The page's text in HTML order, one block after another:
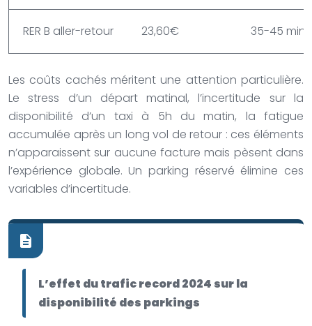
RER B aller-retour 23,60€ 35-45 min
Les coûts cachés méritent une attention particulière.
Le stress d’un départ matinal, l’incertitude sur la
disponibilité d’un taxi à 5h du matin, la fatigue
accumulée après un long vol de retour : ces éléments
n’apparaissent sur aucune facture mais pèsent dans
l’expérience globale. Un parking réservé élimine ces
variables d’incertitude.
L’effet du trafic record 2024 sur la
disponibilité des parkings